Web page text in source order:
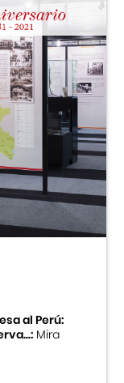
al Perú:
Mira